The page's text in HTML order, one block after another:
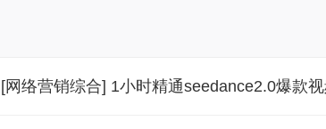
[网络营销综合] 1小时精通seedance2.0爆款